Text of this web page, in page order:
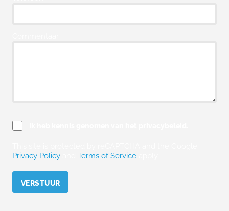
Privacy Policy
Terms of Service
Please leave this field empty.